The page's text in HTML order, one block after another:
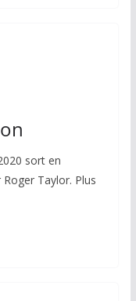
sort en
Taylor. Plus